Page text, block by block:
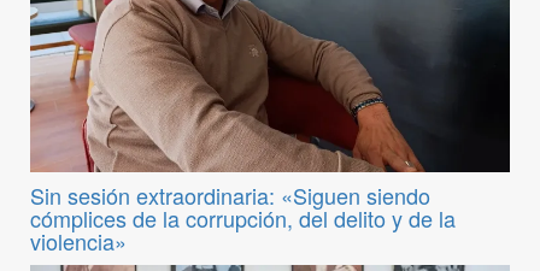
Sin sesión extraordinaria: «Siguen siendo
cómplices de la corrupción, del delito y de la
violencia»